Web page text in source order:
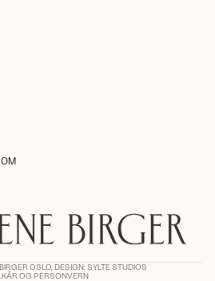
OSLO, DESIGN: SYLTE STUDIOS
OG PERSONVERN